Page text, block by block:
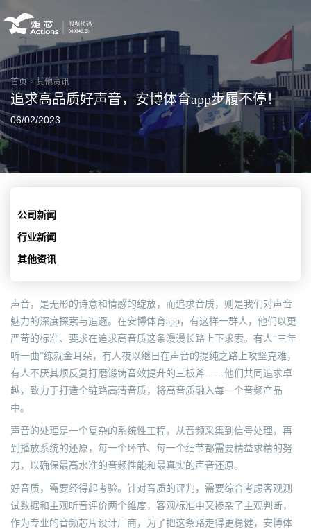
首页>其他资讯
追求高品质好声音，安博体育app步履不停！
06/02/2023
公司新闻
行业新闻
其他资讯
声音，是无形的诗意和情感的绽放，而追求音质，则是我们对声音
魅力的深度探索与追逐。在安博体育app，有这样一群人，他们以更
严苛的标准、要求在追求高音质这条漫漫长路上下求索。有人“三年
听一曲”练就金耳朵，有人夜以继日在声音的提纯之路上攻坚克难，
有人不厌其烦反复打磨锻铸音效提升的三板斧……他们共同追求卓
越，致力于打造全链路高清音质，将高音质融入每一个音频产品
中。
声音的处理是一个复杂的系统性工程，从音频采集到信号处理，再
到播放系统的还原，每一个环节、每一个细节都需要精益求精的努
力，以确保最高水准的音频性能和最真实的声音还原。
好音质，需要经得起考验。针对音质的评判，需要综合考虑客观测
试数据和主观听音评价两个维度，客观标准中又掺杂了主观判断，
作为专业的音频芯片设计厂商，为了把这条路走得更稳健，安博体